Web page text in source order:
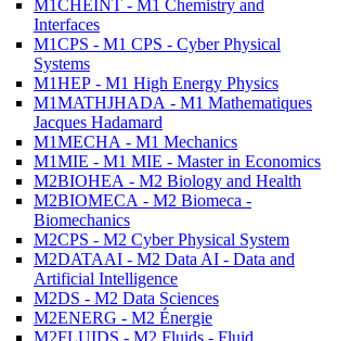
M1CHEINT - M1 Chemistry and
Interfaces
M1CPS - M1 CPS - Cyber Physical
Systems
M1HEP - M1 High Energy Physics
M1MATHJHADA - M1 Mathematiques
Jacques Hadamard
M1MECHA - M1 Mechanics
M1MIE - M1 MIE - Master in Economics
M2BIOHEA - M2 Biology and Health
M2BIOMECA - M2 Biomeca -
Biomechanics
M2CPS - M2 Cyber Physical System
M2DATAAI - M2 Data AI - Data and
Artificial Intelligence
M2DS - M2 Data Sciences
M2ENERG - M2 Énergie
M2FLUIDS - M2 Fluids - Fluid